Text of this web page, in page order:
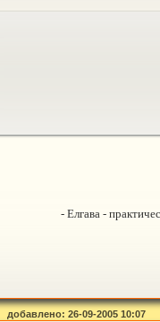
- Елгава -
добавлено: 26-09-2005 10:07